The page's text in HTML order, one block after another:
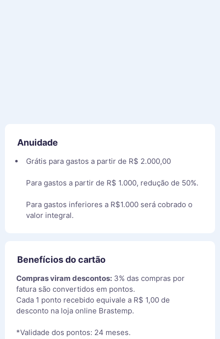
Anuidade
Grátis para gastos a partir de R$ 2.000,00
Para gastos a partir de R$ 1.000, redução de 50%.
Para gastos inferiores a R$1.000 será cobrado o
valor integral.
Benefícios do cartão
Compras viram descontos: 3% das compras por
fatura são convertidos em pontos.
Cada 1 ponto recebido equivale a R$ 1,00 de
desconto na loja online Brastemp.
*Validade dos pontos: 24 meses.